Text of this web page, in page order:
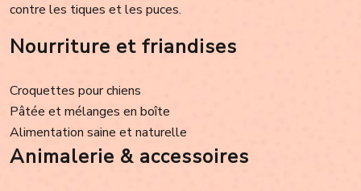
contre les tiques et les puces.
Nourriture et friandises
Croquettes pour chiens
Pâtée et mélanges en boîte
Alimentation saine et naturelle
Animalerie & accessoires